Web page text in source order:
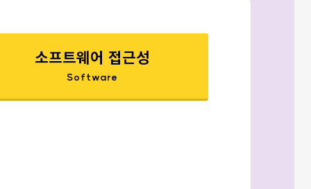
소프트웨어 접근성
Software